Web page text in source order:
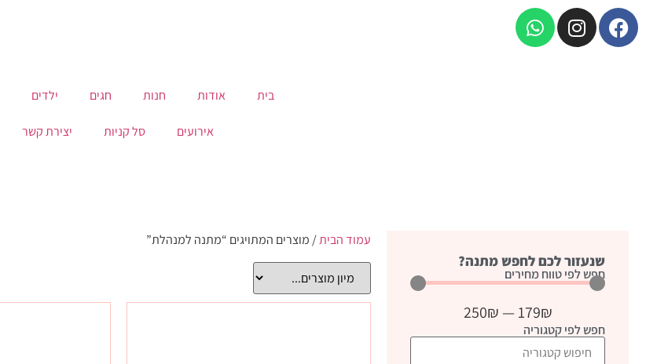
בית אודות חנות חגים ילדים
אירועים סל קניות יצירת קשר
שנעזור לכם לחפש מתנה?
חפש לפי טווח מחירים
179₪
—
250₪
חפש לפי קטגוריה
עמוד הבית/ מוצרים המתויגים “מתנה למנהלת”